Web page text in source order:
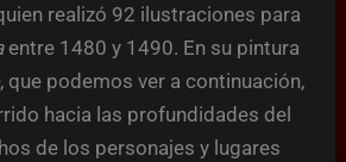
realizó 92 ilustraciones para
entre 1480 y 1490. En su pintura
, que podemos ver a continuación,
hacia las profundidades del
de los personajes y lugares